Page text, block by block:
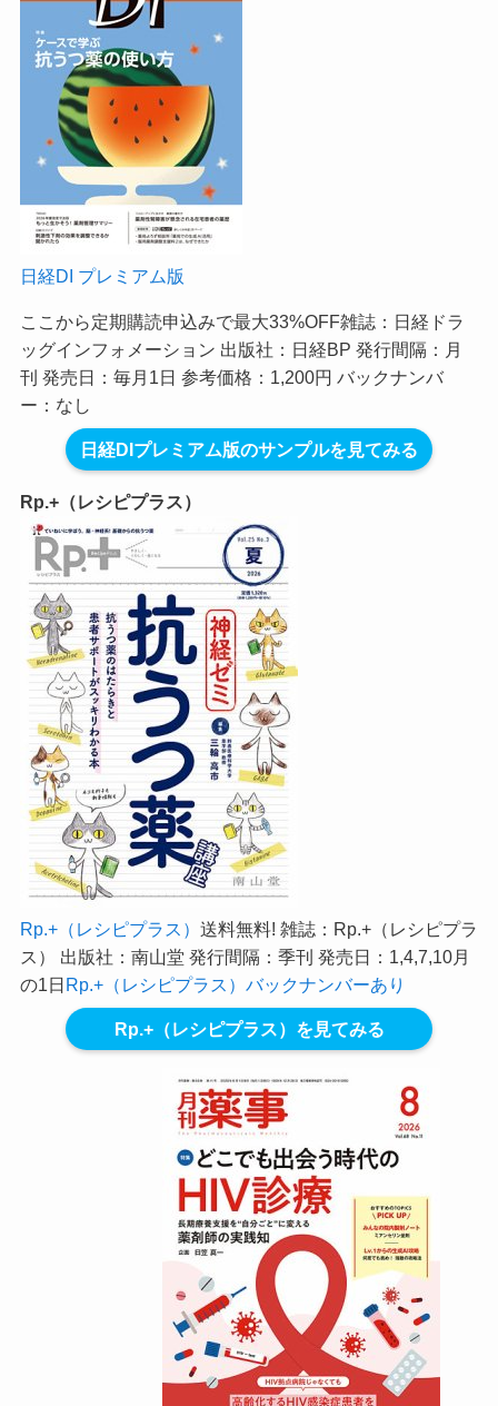
日経DI プレミアム版
ここから定期購読申込みで最大33%OFF雑誌：日経ドラ
ッグインフォメーション 出版社：日経BP 発行間隔：月
刊 発売日：毎月1日 参考価格：1,200円 バックナンバ
ー：なし
日経DIプレミアム版のサンプルを見てみる
Rp.+（レシピプラス）
Rp.+（レシピプラス） 送料無料! 雑誌：Rp.+（レシピプラ
ス） 出版社：南山堂 発行間隔：季刊 発売日：1,4,7,10月
の1日Rp.+（レシピプラス）バックナンバーあり
Rp.+（レシピプラス）を見てみる